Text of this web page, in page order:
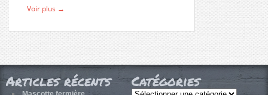
Voir plus →
Articles récents Catégories
Catégories